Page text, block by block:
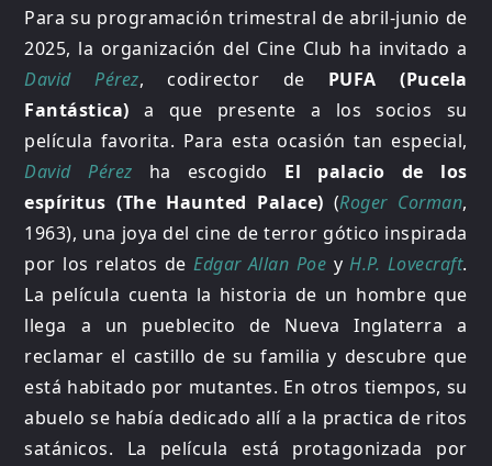
Para su programación trimestral de abril-junio de
2025, la organización del Cine Club ha invitado a
David Pérez, codirector de PUFA (Pucela
Fantástica) a que presente a los socios su
película favorita. Para esta ocasión tan especial,
David Pérez ha escogido El palacio de los
espíritus (The Haunted Palace) (Roger Corman,
1963), una joya del cine de terror gótico inspirada
por los relatos deEdgar Allan Poe yH.P. Lovecraft.
La película cuenta la historia de un hombre que
llega a un pueblecito de Nueva Inglaterra a
reclamar el castillo de su familia y descubre que
está habitado por mutantes. En otros tiempos, su
abuelo se había dedicado allí a la practica de ritos
satánicos. La película está protagonizada por